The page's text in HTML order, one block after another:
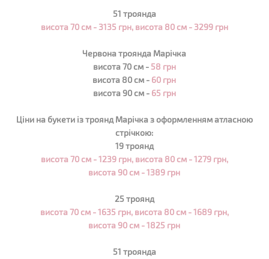
51 троянда
висота 70 см - 3135 грн, висота 80 см - 3299 грн
Червона троянда Марічка
висота 70 см - 58 грн
висота 80 см - 60 грн
висота 90 см - 65 грн
Ціни на букети із троянд Марічка з оформленням атласною
стрічкою:
19 троянд
висота 70 см - 1239 грн, висота 80 см -1279 грн,
висота 90 см - 1389 грн
25 троянд
висота 70 см - 1635 грн, висота 80 см - 1689 грн,
висота 90 см - 1825 грн
51 троянда